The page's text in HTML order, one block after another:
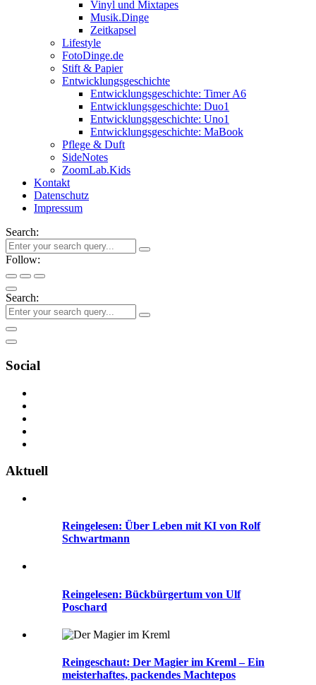
Vinyl und Mixtapes
Musik.Dinge
Zeitkapsel
Lifestyle
FotoDinge.de
Stift & Papier
Entwicklungsgeschichte
Entwicklungsgeschichte: Timer A6
Entwicklungsgeschichte: Duo1
Entwicklungsgeschichte: Uno1
Entwicklungsgeschichte: MaBook
Pflege & Duft
SideNotes
ZoomLab.Kids
Kontakt
Datenschutz
Impressum
Search:
Follow:
Search:
Social
Aktuell
Reingelesen: Über Leben mit KI von Rolf
Schwartmann
Reingelesen: Bückbürgertum von Ulf
Poschard
Reingeschaut: Der Magier im Kreml – Ein
meisterhaftes, packendes Machtepos